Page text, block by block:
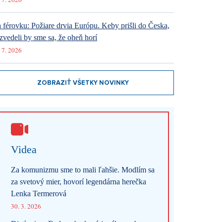
férovku: Požiare drvia Európu. Keby prišli do Česka,
by sme sa, že oheň horí
2026
ZOBRAZIŤ VŠETKY NOVINKY
Videa
Za komunizmu sme to mali ľahšie. Modlím sa
za svetový mier, hovorí legendárna herečka
Lenka Termerová
30. 3. 2026